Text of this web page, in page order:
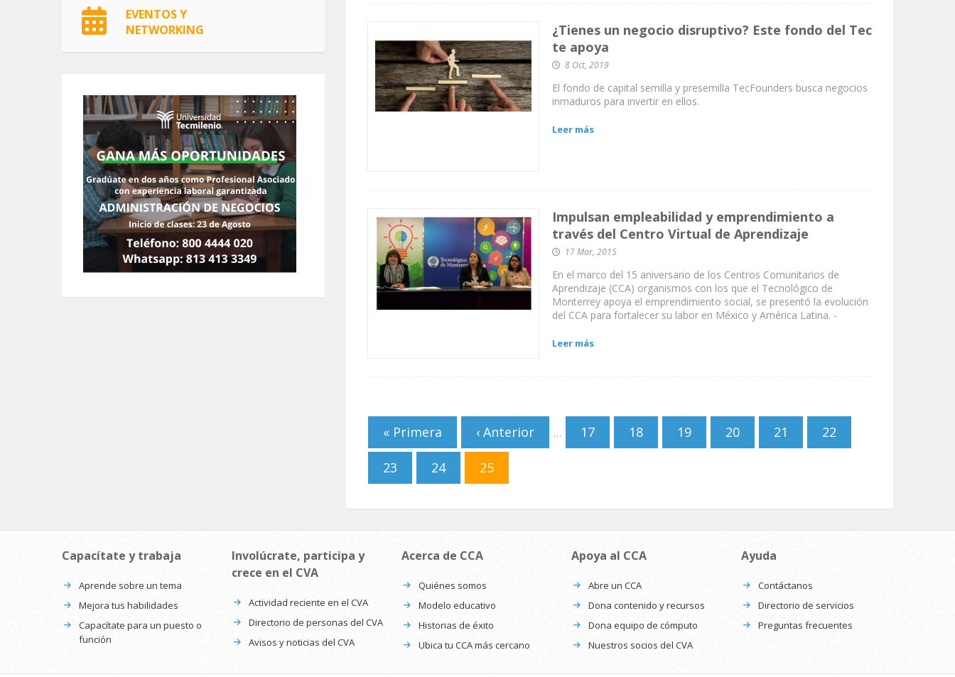
EVENTOS Y
NETWORKING
¿Tienes un negocio disruptivo? Este fondo del Tec
te apoya
8 Oct, 2019
El fondo de capital semilla y presemilla TecFounders busca negocios
inmaduros para invertir en ellos.
Leer más
Impulsan empleabilidad y emprendimiento a
través del Centro Virtual de Aprendizaje
17 Mar, 2015
En el marco del 15 aniversario de los Centros Comunitarios de
Aprendizaje (CCA) organismos con los que el Tecnológico de
Monterrey apoya el emprendimiento social, se presentó la evolución
del CCA para fortalecer su labor en México y América Latina. -
Leer más
Páginas
« Primera ‹ Anterior … 17 18 19 20 21 22
23 24 25
Capacítate y trabaja
Aprende sobre un tema
Mejora tus habilidades
Capacítate para un puesto o
función
Involúcrate, participa y
crece en el CVA
Actividad reciente en el CVA
Directorio de personas del CVA
Avisos y noticias del CVA
Acerca de CCA
Quiénes somos
Modelo educativo
Historias de éxito
Ubica tu CCA más cercano
Apoya al CCA
Abre un CCA
Dona contenido y recursos
Dona equipo de cómputo
Nuestros socios del CVA
Ayuda
Contáctanos
Directorio de servicios
Preguntas frecuentes